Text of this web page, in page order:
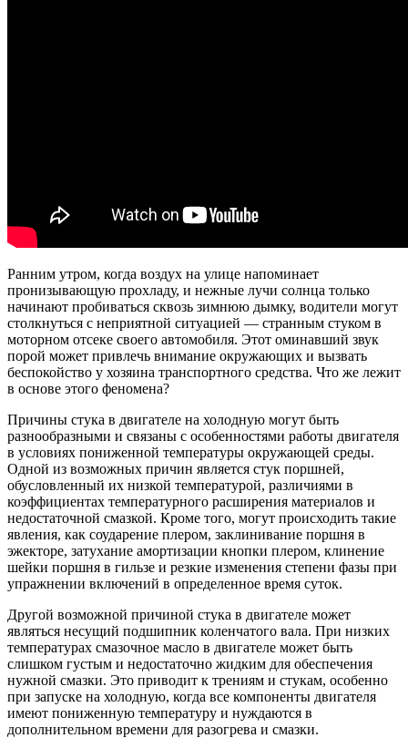
Ранним утром, когда воздух на улице напоминает
пронизывающую прохладу, и нежные лучи солнца только
начинают пробиваться сквозь зимнюю дымку, водители могут
столкнуться с неприятной ситуацией — странным стуком в
моторном отсеке своего автомобиля. Этот оминавший звук
порой может привлечь внимание окружающих и вызвать
беспокойство у хозяина транспортного средства. Что же лежит
в основе этого феномена?
Причины стука в двигателе на холодную могут быть
разнообразными и связаны с особенностями работы двигателя
в условиях пониженной температуры окружающей среды.
Одной из воз­можных причин является стук поршней,
обусловленный их низкой температу­рой, различиями в
коэффициентах температурного расширения материалов и
недостаточной смазкой. Кроме того, могут происходить такие
яв­ления, как соударение плером, заклинивание поршня в
эжекторе, затухание амортизации кнопки плером, клинение
шейки поршня в гильзе и рез­кие изменения степени фазы при
упражнении включений в определенное время суток.
Другой возможной причиной стука в двигателе может
являться несущий подшипник коленчатого вала. При низких
температурах смазочное масло в двигателе может быть
слишком густым и недостаточно жидким для обеспечения
нужной смазки. Это приводит к трениям и стукам, особенно
при запуске на холодную, когда все компоненты двигателя
имеют пониженную температуру и нуждаются в
дополнительном времени для разогрева и смазки.